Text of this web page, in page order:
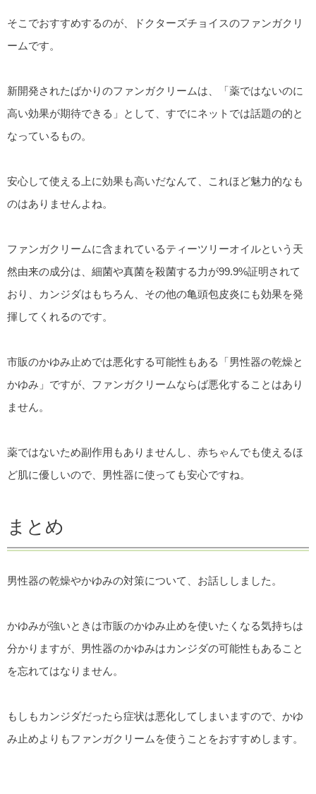
そこでおすすめするのが、ドクターズチョイスのファンガクリ
ームです。
新開発されたばかりのファンガクリームは、「薬ではないのに
高い効果が期待できる」として、すでにネットでは話題の的と
なっているもの。
安心して使える上に効果も高いだなんて、これほど魅力的なも
のはありませんよね。
ファンガクリームに含まれているティーツリーオイルという天
然由来の成分は、細菌や真菌を殺菌する力が99.9%証明されて
おり、カンジダはもちろん、その他の亀頭包皮炎にも効果を発
揮してくれるのです。
市販のかゆみ止めでは悪化する可能性もある「男性器の乾燥と
かゆみ」ですが、ファンガクリームならば悪化することはあり
ません。
薬ではないため副作用もありませんし、赤ちゃんでも使えるほ
ど肌に優しいので、男性器に使っても安心ですね。
まとめ
男性器の乾燥やかゆみの対策について、お話ししました。
かゆみが強いときは市販のかゆみ止めを使いたくなる気持ちは
分かりますが、男性器のかゆみはカンジダの可能性もあること
を忘れてはなりません。
もしもカンジダだったら症状は悪化してしまいますので、かゆ
み止めよりもファンガクリームを使うことをおすすめします。